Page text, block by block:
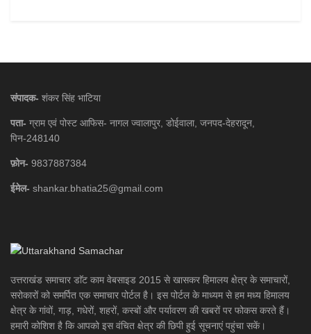
संपादक- शंकर सिंह भाटिया
पता- ग्राम एवं पोस्ट आफिस- नागल ज्वालापुर, डोईवाला, जनपद-देहरादून,
पिन-248140
फ़ोन- 9837887384
ईमेल- shankar.bhatia25@gmail.com
उत्तराखंड समाचार डाॅट काम वेबसाइड 2015 से खासकर हिमालय क्षेत्र के समाचारों,
सरोकारों को समर्पित एक समाचार पोर्टल है। इस पोर्टल के माध्यम से हम मध्य हिमालय
क्षेत्र के गांवों, गाड़, गधेरों, शहरों, कस्बों और पर्यावरण की खबरों पर फोकस करते हैं।
हमारी कोशिश है कि आपको इस वंचित क्षेत्र की छिपी हुई सूचनाएं पहुंचा सकें।